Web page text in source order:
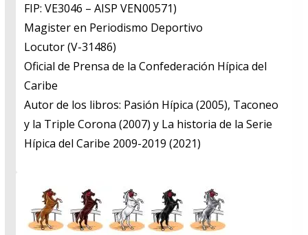
FIP: VE3046 – AISP VEN00571)
​Magister en Periodismo Deportivo
​Locutor (V-31486)
​Oficial de Prensa de la Confederación Hípica del
Caribe
​Autor de los libros: Pasión Hípica (2005), Taconeo
y la Triple Corona (2007) y La historia de la Serie
Hípica del Caribe 2009-2019 (2021)